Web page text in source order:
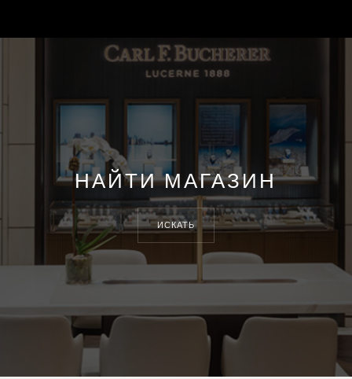
НАЙТИ МАГАЗИН
ИСКАТЬ